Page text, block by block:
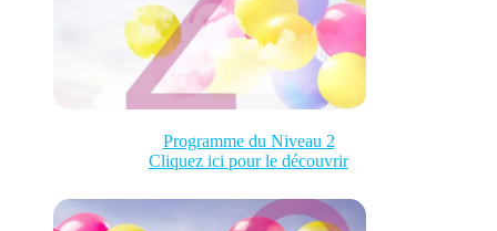
Programme du Niveau 2
Cliquez ici pour le découvrir